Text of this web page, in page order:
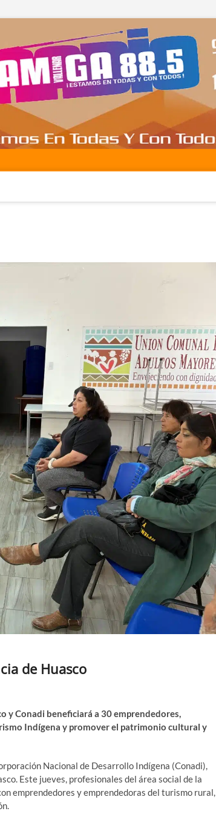
de Huasco
y Conadi beneficiará a 30 emprendedores,
Indígena y promover el patrimonio cultural y
Nacional de Desarrollo Indígena (Conadi),
Este jueves, profesionales del área social de la
emprendedores y emprendedoras del turismo rural,